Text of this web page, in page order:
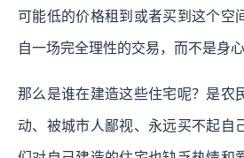
可能低的价格租到或者买到这个空
自一场完全理性的交易，而不是身
那么是谁在建造这些住宅呢？是农
动、被城市人鄙视、永远买不起自